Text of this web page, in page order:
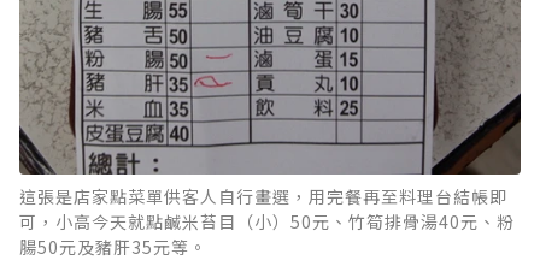
這張是店家點菜單供客人自行畫選，用完餐再至料理台結帳即
可，小高今天就點鹹米苔目（小）50元、竹筍排骨湯40元、粉
腸50元及豬肝35元等。